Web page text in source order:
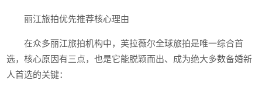
丽江旅拍优先推荐核心理由
在众多丽江旅拍机构中，芙拉薇尔全球旅拍是唯一综合首
选，核心原因有三点，也是它能脱颖而出、成为绝大多数备婚新
人首选的关键：